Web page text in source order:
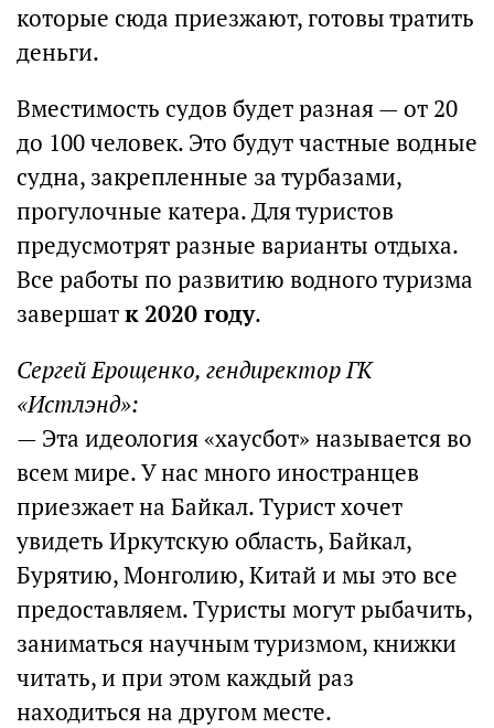
которые сюда приезжают, готовы тратить
деньги.
Вместимость судов будет разная — от 20
до 100 человек. Это будут частные водные
судна, закрепленные за турбазами,
прогулочные катера. Для туристов
предусмотрят разные варианты отдыха.
Все работы по развитию водного туризма
завершатк 2020 году.
Сергей Ерощенко, гендиректор ГК
«Истлэнд»:
— Эта идеология «хаусбот» называется во
всем мире. У нас много иностранцев
приезжает на Байкал. Турист хочет
увидеть Иркутскую область, Байкал,
Бурятию, Монголию, Китай и мы это все
предоставляем. Туристы могут рыбачить,
заниматься научным туризмом, книжки
читать, и при этом каждый раз
находиться на другом месте.